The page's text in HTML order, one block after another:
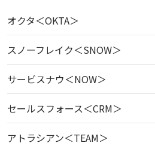
オクタ＜OKTA＞
スノーフレイク＜SNOW＞
サービスナウ＜NOW＞
セールスフォース＜CRM＞
アトラシアン＜TEAM＞